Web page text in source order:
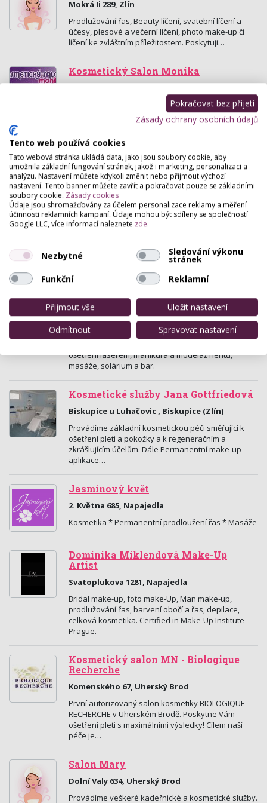
Mokrá Ii 289, Zlín
Prodlužování řas, Beauty líčení, svatební líčení a
účesy, plesové a večerní líčení, photo make-up či
líčení ke zvláštním příležitostem. Poskytuji…
Kosmetický Salon Monika
Kosmetický salon Monika nabízí - barvení obočí a
řas, formování obočí, zahušťování a prodlužování
řas - metoda trsy, trvalá na řasy, epilace - voskem…
Masážní salon "Karolína" Marija
Ševčíková
Tovární 923 , Holešov
Masáže, zábaly, modelace postavy, sauna.
Kosmetika Petra Urubová
Kosmetika,specializace na pleť 39+, permanentní
make-up,chloupkové,čepelkové, 3D tetování obočí,
trvalá na řasy, laminace obočí, prodej kosmetiky…
Studio Maxx
Ludkovická 12, Luhačovice
ošetření laserem, manikúra a modeláž nehtů,
masáže, solárium a bar.
Kosmetické služby Jana Gottfriedová
Biskupice u Luhačovic , Biskupice (Zlín)
Provádíme základní kosmetickou péči směřující k
ošetření pleti a pokožky a k regeneračním a
zkrášlujícím účelům. Dále Permanentní make-up -
aplikace…
Jasmínový květ
2. Května 685, Napajedla
Kosmetika * Permanentní prodloužení řas * Masáže
Dominika Miklendová Make-Up
Artist
Svatoplukova 1281, Napajedla
Bridal make-up, foto make-Up, Man make-up,
prodlužování řas, barvení obočí a řas, depilace,
celková kosmetika. Certified in Make-Up Institute
Prague.
Kosmetický salon MN - Biologique
Recherche
Komenského 67, Uherský Brod
První autorizovaný salon kosmetiky BIOLOGIQUE
RECHERCHE v Uherském Brodě. Poskytne Vám
ošetření pleti s maximálními výsledky! Cílem naší
péče je…
Salon Mary
Dolní Valy 634, Uherský Brod
Provádíme veškeré kadeřnické a kosmetické služby.
Pokračovat bez přijetí
Zásady ochrany osobních údajů
Tento web používá cookies
Tato webová stránka ukládá data, jako jsou soubory cookie, aby
umožnila základní fungování stránek, jakož i marketing, personalizaci a
analýzu. Nastavení můžete kdykoli změnit nebo přijmout výchozí
nastavení. Tento banner můžete zavřít a pokračovat pouze se základními
soubory cookie. Zásady cookies
Údaje jsou shromažďovány za účelem personalizace reklamy a měření
účinnosti reklamních kampaní. Údaje mohou být sdíleny se společností
Google LLC, více informací naleznete zde.
Nezbytné Sledování výkonu
stránek
Funkční
Reklamní
Přijmout vše
Uložit nastavení
Odmítnout
Spravovat nastavení